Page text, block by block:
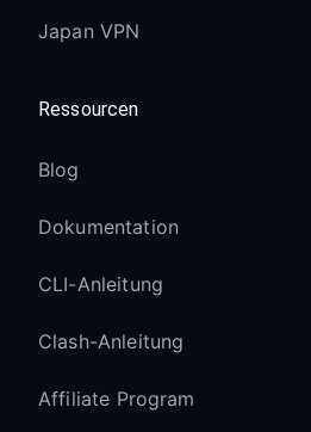
Japan VPN
Ressourcen
Blog
Dokumentation
CLI-Anleitung
Clash-Anleitung
Affiliate Program